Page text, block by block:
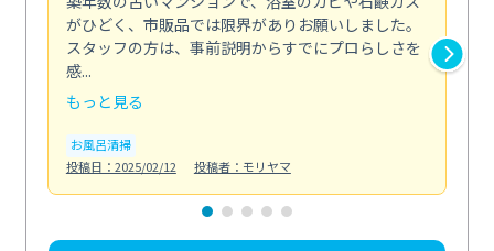
がひどく、市販品では限界がありお願いしました。
スタッフの方は、事前説明からすでにプロらしさを
感...
もっと見る
お風呂清掃
投稿日：2025/02/12
投稿者：モリヤマ